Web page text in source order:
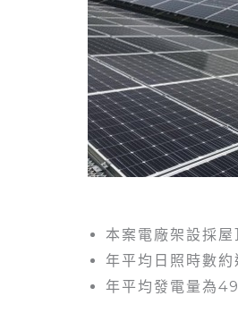
本案電廠架設採屋
年平均日照時數
年平均發電量為